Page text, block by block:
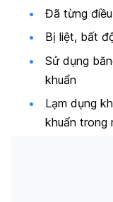
Đã từng
Bị liệt, bất
Sử dụng
khuẩn
Lạm dụng
khuẩn trong